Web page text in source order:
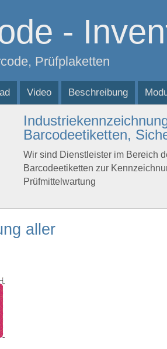
-
Prüfplaketten
Video Beschreibung
Barcodeetiketten,
Wir sind Dienstleister im Bereich
Barcodeetiketten zur
Prüfmittelwartung
aller